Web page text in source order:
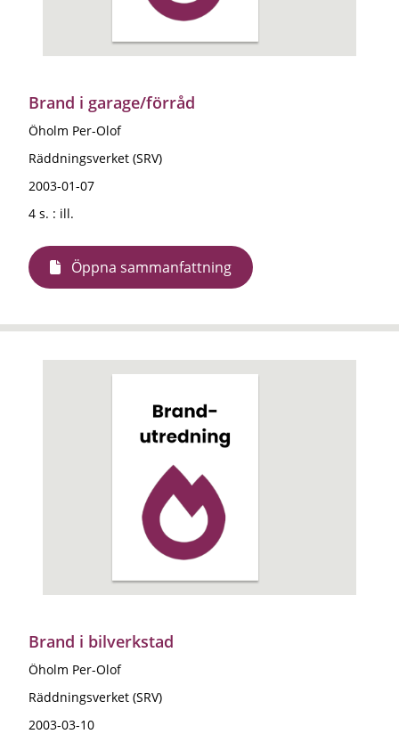
Brand i garage/förråd
Öholm Per-Olof
Räddningsverket (SRV)
2003-01-07
4 s. : ill.
Öppna sammanfattning
Brand i bilverkstad
Öholm Per-Olof
Räddningsverket (SRV)
2003-03-10